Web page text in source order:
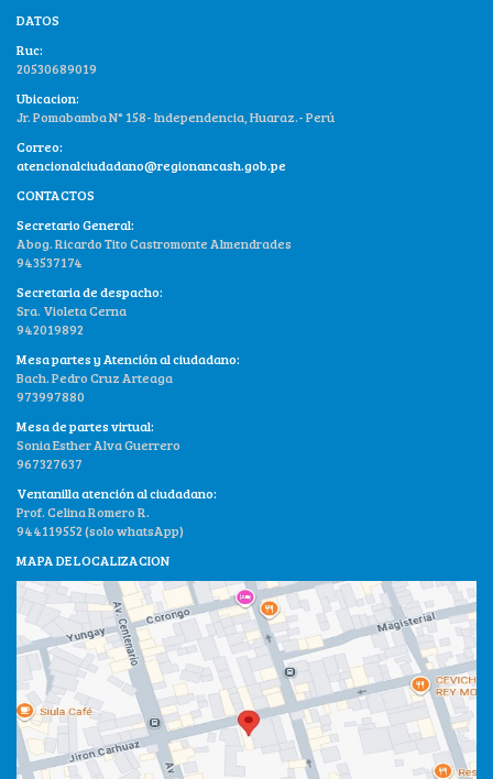
DATOS
Ruc:
20530689019
Ubicacion:
Jr. Pomabamba N° 158- Independencia, Huaraz.- Perú
Correo:
atencionalciudadano@regionancash.gob.pe
CONTACTOS
Secretario General:
Abog. Ricardo Tito Castromonte Almendrades
943537174
Secretaria de despacho:
Sra. Violeta Cerna
942019892
Mesa partes y Atención al ciudadano:
Bach. Pedro Cruz Arteaga
973997880
Mesa de partes virtual:
Sonia Esther Alva Guerrero
967327637
Ventanilla atención al ciudadano:
Prof. Celina Romero R.
944119552 (solo whatsApp)
MAPA DE LOCALIZACION